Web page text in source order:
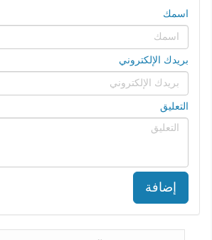
اسمك
بريدك الإلكتروني
التعليق
إضافة